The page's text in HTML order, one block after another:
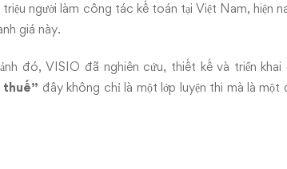
người làm công tác kế toán tại Việt Nam, hiện
giá này.
đó, VISIO đã nghiên cứu, thiết kế và triển
thuế” đây không chỉ là một lớp luyện thi mà là